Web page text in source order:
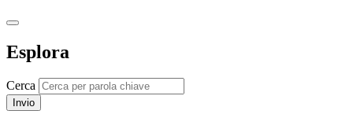
Esplora
Cerca
Invio